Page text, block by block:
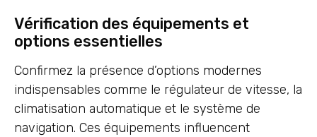
Vérification des équipements et
options essentielles
Confirmez la présence d’options modernes
indispensables comme le régulateur de vitesse, la
climatisation automatique et le système de
navigation. Ces équipements influencent